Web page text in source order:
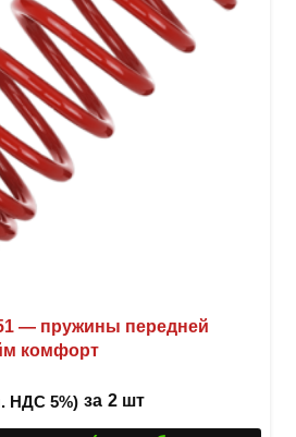
— пружины передней
комфорт
НДС 5%) за 2 шт